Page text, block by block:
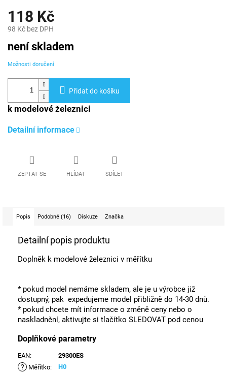
118 Kč
98 Kč bez DPH
cena:
není skladem
Možnosti doručení
Přidat do košíku
k modelové železnici
Detailní informace
ZEPTAT SE HLÍDAT SDÍLET
Popis Podobné (16) Diskuze Značka
Detailní popis produktu
Doplněk k modelové železnici v měřítku
* pokud model nemáme skladem, ale je u výrobce již
dostupný, pak expedujeme model přibližně do 14-30 dnů.
* pokud chcete mít informace o změně ceny nebo o
naskladnění, aktivujte si tlačítko SLEDOVAT pod cenou
Doplňkové parametry
EAN: 29300ES
? Měřítko: H0